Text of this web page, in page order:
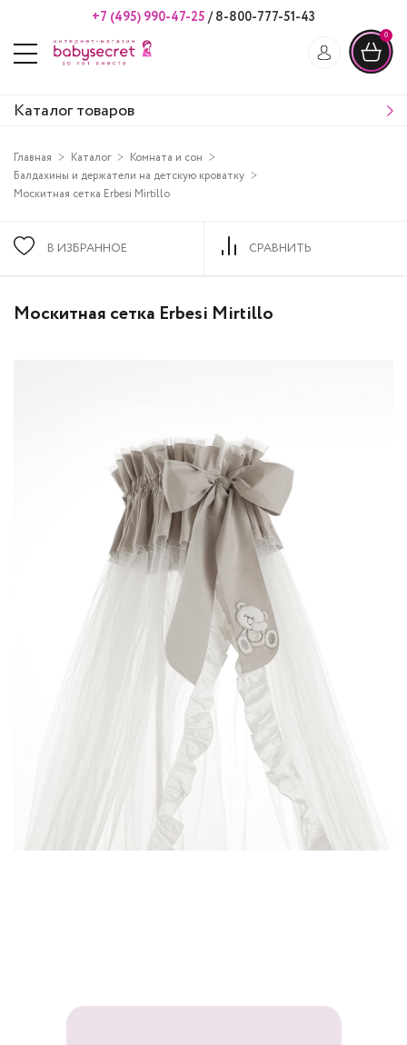
+7 (495) 990-47-25 /8-800-777-51-43
0
Каталог товаров
Главная Каталог
Комната и сон
Балдахины и держатели на детскую кроватку
Москитная сетка Erbesi Mirtillo
В ИЗБРАННОЕ СРАВНИТЬ
Москитная сетка Erbesi Mirtillo